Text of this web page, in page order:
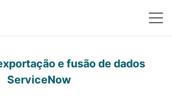
Migration
e fusão de dados
ServiceNow